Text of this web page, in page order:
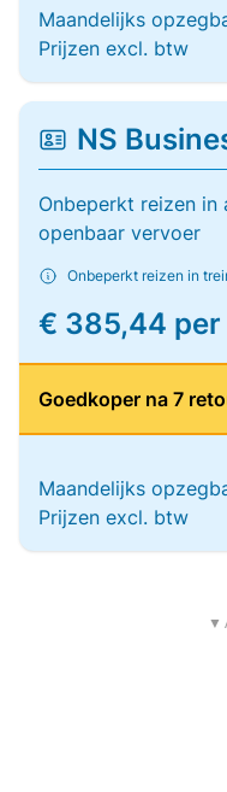
Maandelijks
Prijzen excl. btw
NS
Onbeperkt reizen in
openbaar vervoer
Onbeperkt reizen in
€ 385,44 per
Goedkoper na 7
Maandelijks
Prijzen excl. btw
▼